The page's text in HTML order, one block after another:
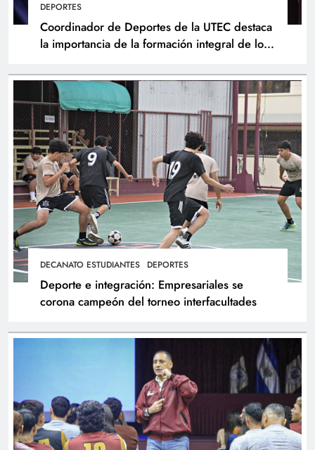
DEPORTES
Coordinador de Deportes de la UTEC destaca
la importancia de la formación integral de los
DECANATO ESTUDIANTES DEPORTES
Deporte e integración: Empresariales se
corona campeón del torneo interfacultades